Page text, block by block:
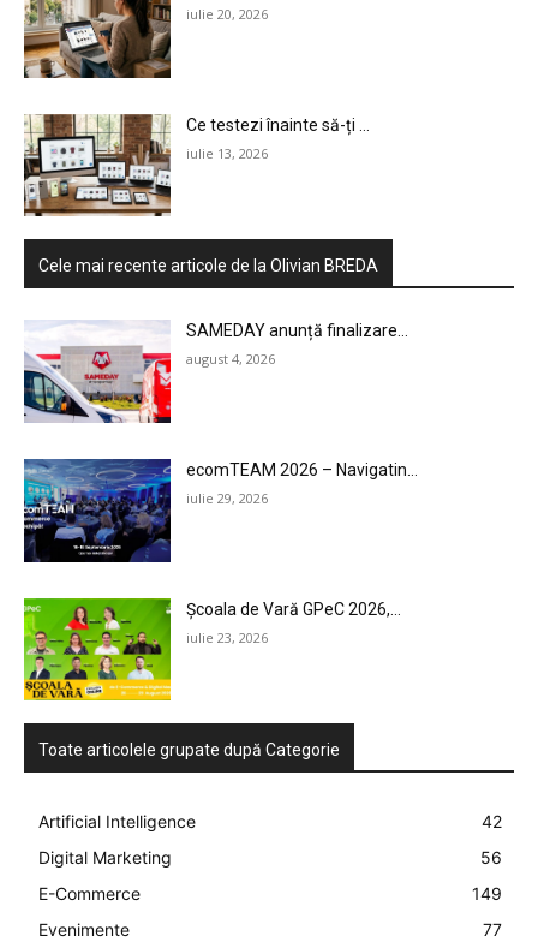
iulie 20, 2026
Ce testezi înainte să-ți ...
iulie 13, 2026
Cele mai recente articole de la Olivian BREDA
SAMEDAY anunță finalizare...
august 4, 2026
ecomTEAM 2026 – Navigatin...
iulie 29, 2026
Școala de Vară GPeC 2026,...
iulie 23, 2026
Toate articolele grupate după Categorie
Artificial Intelligence
42
Digital Marketing
56
E-Commerce
149
Evenimente
77